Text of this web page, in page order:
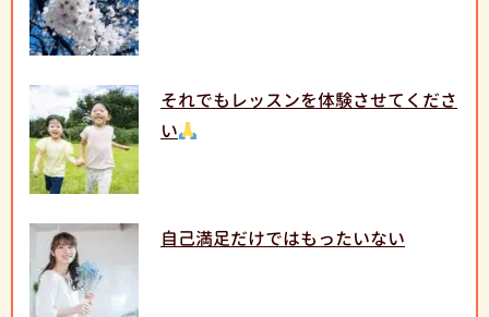
それでもレッスンを体験させてくださ
い
自己満足だけではもったいない